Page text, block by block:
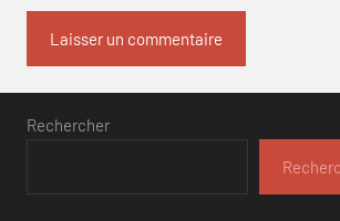
Rechercher